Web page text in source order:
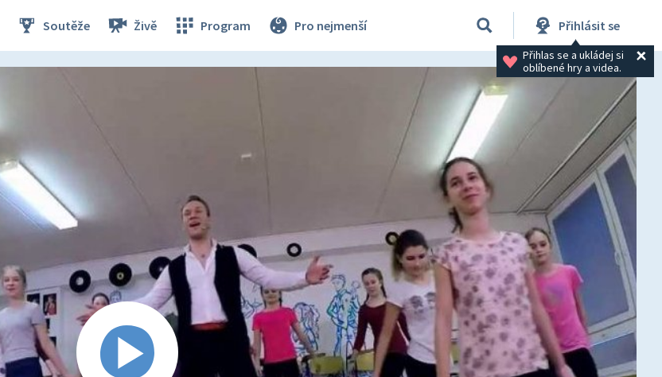
Soutěže Živě Program Pro nejmenší Přihlásit se
Přihlas se a ukládej si
oblíbené hry a videa.